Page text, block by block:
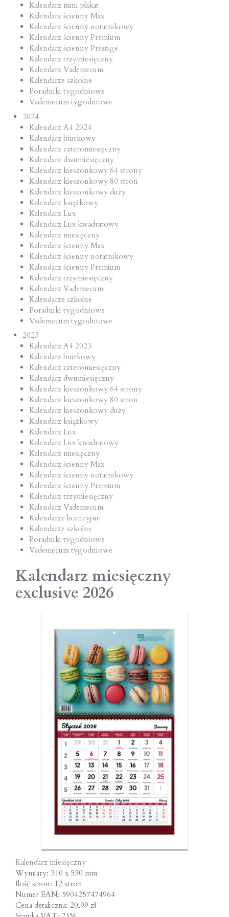
Kalendarz mini plakat
Kalendarz ścienny Max
Kalendarz ścienny notatnikowy
Kalendarz ścienny Premium
Kalendarz ścienny Prestige
Kalendarz trzymiesięczny
Kalendarz Vademecum
Kalendarze szkolne
Poradniki tygodniowe
Vademecum tygodniowe
2024
Kalendarz A4 2024
Kalendarz biurkowy
Kalendarz czteromiesięczny
Kalendarz dwumiesięczny
Kalendarz kieszonkowy 64 strony
Kalendarz kieszonkowy 80 stron
Kalendarz kieszonkowy duży
Kalendarz książkowy
Kalendarz Lux
Kalendarz Lux kwadratowy
Kalendarz miesięczny
Kalendarz ścienny Max
Kalendarz ścienny notatnikowy
Kalendarz ścienny Premium
Kalendarz trzymiesięczny
Kalendarz Vademecum
Kalendarze szkolne
Poradniki tygodniowe
Vademecum tygodniowe
2023
Kalendarz A4 2023
Kalendarz biurkowy
Kalendarz czteromiesięczny
Kalendarz dwumiesięczny
Kalendarz kieszonkowy 64 strony
Kalendarz kieszonkowy 80 stron
Kalendarz kieszonkowy duży
Kalendarz książkowy
Kalendarz Lux
Kalendarz Lux kwadratowy
Kalendarz miesięczny
Kalendarz ścienny Max
Kalendarz ścienny notatnikowy
Kalendarz ścienny Premium
Kalendarz trzymiesięczny
Kalendarz Vademecum
Kalendarze licencyjne
Kalendarze szkolne
Poradniki tygodniowe
Vademecum tygodniowe
Kalendarz miesięczny
exclusive 2026
Kalendarz miesięczny
Wymiary: 310 x 530 mm
Ilość stron: 12 stron
Numer EAN: 5904257474964
Cena detaliczna: 20,99 zł